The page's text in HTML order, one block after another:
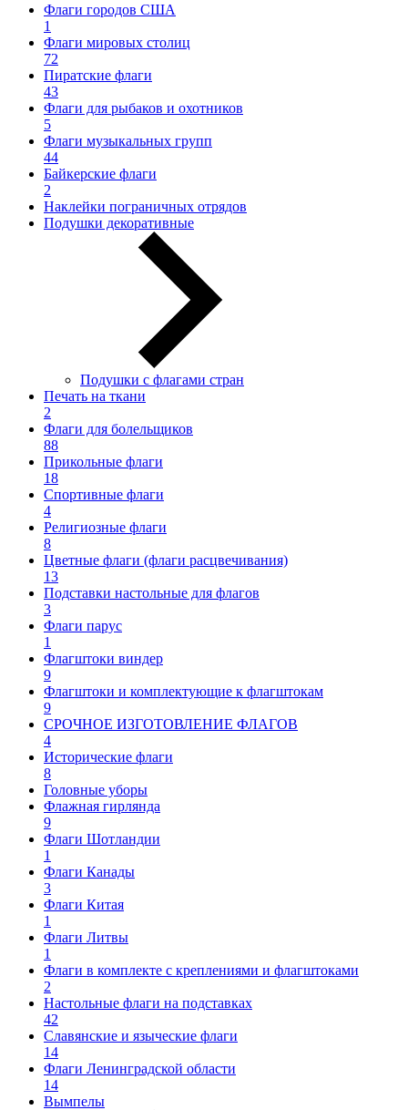
Флаги городов США
1
Флаги мировых столиц
72
Пиратские флаги
43
Флаги для рыбаков и охотников
5
Флаги музыкальных групп
44
Байкерские флаги
2
Наклейки пограничных отрядов
Подушки декоративные
Подушки с флагами стран
Печать на ткани
2
Флаги для болельщиков
88
Прикольные флаги
18
Спортивные флаги
4
Религиозные флаги
8
Цветные флаги (флаги расцвечивания)
13
Подставки настольные для флагов
3
Флаги парус
1
Флагштоки виндер
9
Флагштоки и комплектующие к флагштокам
9
СРОЧНОЕ ИЗГОТОВЛЕНИЕ ФЛАГОВ
4
Исторические флаги
8
Головные уборы
Флажная гирлянда
9
Флаги Шотландии
1
Флаги Канады
3
Флаги Китая
1
Флаги Литвы
1
Флаги в комплекте с креплениями и флагштоками
2
Настольные флаги на подставках
42
Славянские и языческие флаги
14
Флаги Ленинградской области
14
Вымпелы